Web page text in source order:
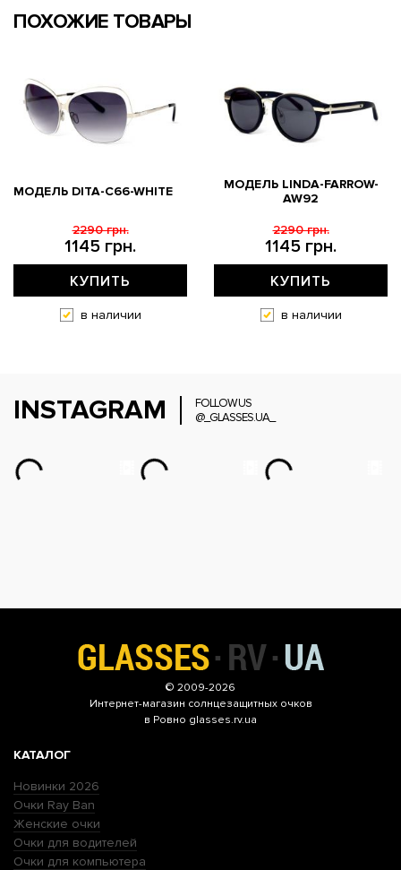
ПОХОЖИЕ ТОВАРЫ
МОДЕЛЬ DITA-C66-WHITE
1145 грн.
2290 грн.
КУПИТЬ
в наличии
МОДЕЛЬ LINDA-FARROW-
AW92
1145 грн.
2290 грн.
КУПИТЬ
в наличии
INSTAGRAM
FOLLOW US
@_GLASSES.UA_
© 2009-2026
Интернет-магазин солнцезащитных очков
в Ровно glasses.rv.ua
КАТАЛОГ
Новинки 2026
Очки Ray Ban
Женские очки
Очки для водителей
Очки для компьютера